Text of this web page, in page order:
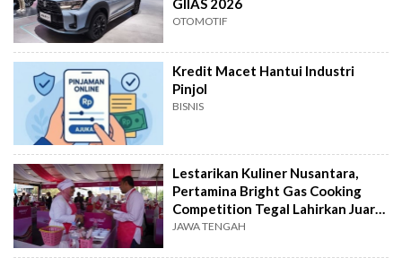
GIIAS 2026
OTOMOTIF
Kredit Macet Hantui Industri
Pinjol
BISNIS
Lestarikan Kuliner Nusantara,
Pertamina Bright Gas Cooking
Competition Tegal Lahirkan Juara
Baru
JAWA TENGAH